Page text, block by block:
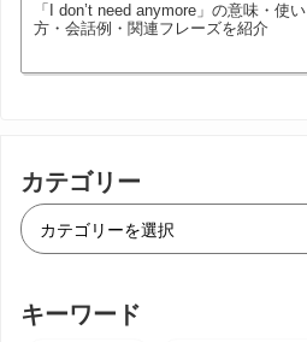
「I don’t need anymore」の意味・使い
方・会話例・関連フレーズを紹介
カテゴリー
キーワード